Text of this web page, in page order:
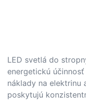
LED svetlá do
energetickú
náklady na elektrinu
poskytujú